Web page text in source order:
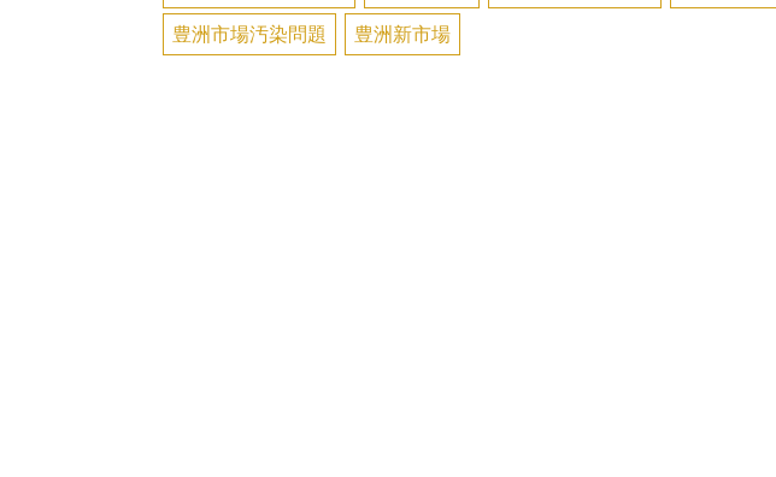
豊洲市場汚染問題 豊洲新市場